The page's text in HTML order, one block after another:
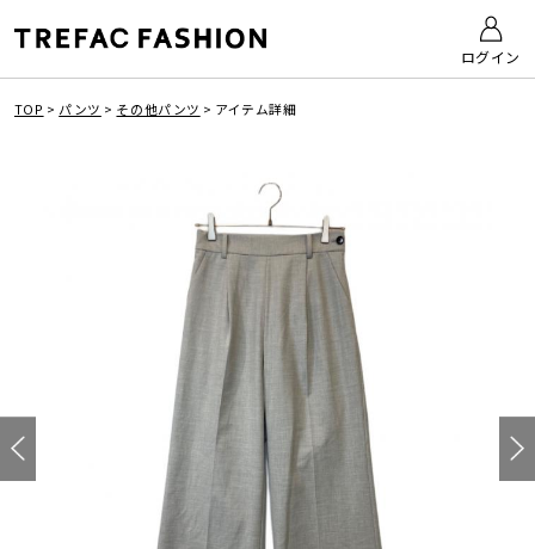
ログイン
TOP > パンツ > その他パンツ > アイテム詳細